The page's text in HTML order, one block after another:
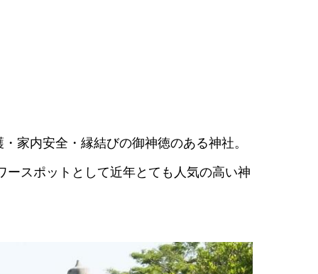
家内安全・縁結びの御神徳のある神社。
スポットとして近年とても人気の高い神